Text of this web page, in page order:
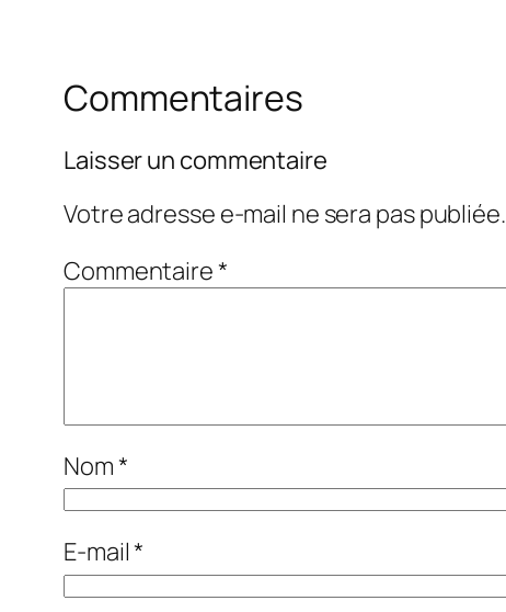
Commentaires
Laisser un commentaire
Votre adresse e-mail ne sera pas publiée.
Commentaire*
Nom*
E-mail*